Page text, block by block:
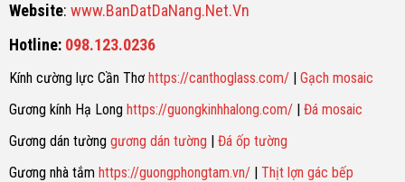
Website: www.BanDatDaNang.Net.Vn
Hotline: 098.123.0236
Kính cường lực Cần Thơ https://canthoglass.com/| Gạch mosaic
Gương kính Hạ Long https://guongkinhhalong.com/| Đá mosaic
Gương dán tường gương dán tường | Đá ốp tường
Gương nhà tắm https://guongphongtam.vn/| Thịt lợn gác bếp